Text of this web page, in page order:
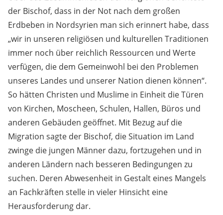
der Bischof, dass in der Not nach dem großen
Erdbeben in Nordsyrien man sich erinnert habe, dass
„wir in unseren religiösen und kulturellen Traditionen
immer noch über reichlich Ressourcen und Werte
verfügen, die dem Gemeinwohl bei den Problemen
unseres Landes und unserer Nation dienen können“.
So hätten Christen und Muslime in Einheit die Türen
von Kirchen, Moscheen, Schulen, Hallen, Büros und
anderen Gebäuden geöffnet. Mit Bezug auf die
Migration sagte der Bischof, die Situation im Land
zwinge die jungen Männer dazu, fortzugehen und in
anderen Ländern nach besseren Bedingungen zu
suchen. Deren Abwesenheit in Gestalt eines Mangels
an Fachkräften stelle in vieler Hinsicht eine
Herausforderung dar.